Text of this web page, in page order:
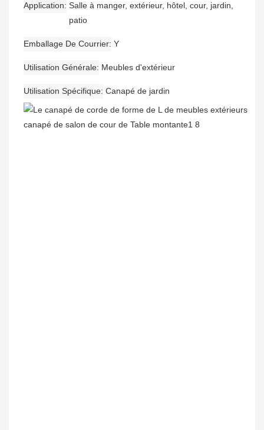
Application Salle à manger, extérieur, hôtel, cour, jardin,
patio
Emballage De Courrier Y
Utilisation Générale Meubles d'extérieur
Utilisation Spécifique Canapé de jardin